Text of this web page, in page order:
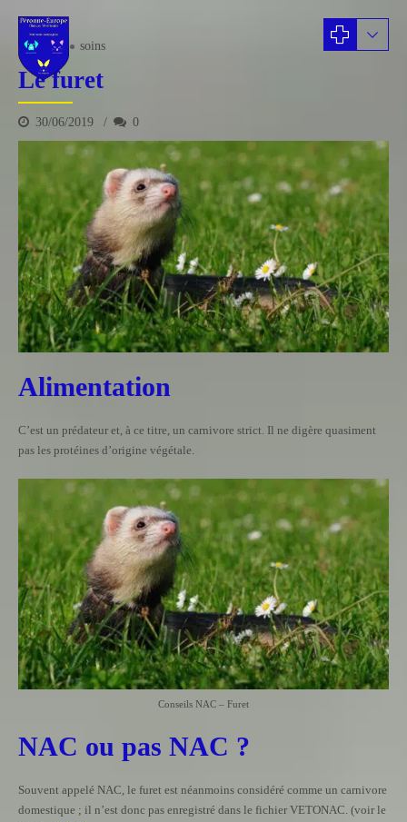
NAC soins
Le furet
30/06/2019 0
Alimentation
C’est un prédateur et, à ce titre, un carnivore strict. Il ne digère quasiment
pas les protéines d’origine végétale.
Conseils NAC – Furet
NAC ou pas NAC ?
Souvent appelé NAC, le furet est néanmoins considéré comme un carnivore
domestique ; il n’est donc pas enregistré dans le fichier VETONAC. (voir le